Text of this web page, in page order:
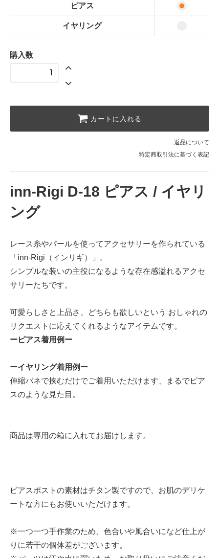
ピアス
イヤリング
購入数
カートに入れる
返品について
特定商取引法に基づく表記
inn-Rigi D-18 ピアス / イヤリ
ング
レース糸やパールを使ってアクセサリーを作られている
「inn-Rigi（インリギ）」。
シンプルな装いの主役になるような存在感溢れるアクセ
サリーたちです。
可愛らしさと上品さ、どちらも欲しいという おしゃれの
リクエストに応えてくれるようなアイテムです。
ーピアス着用例ー
ーイヤリング着用例ー
伸縮バネで挟むだけでご着用いただけます、まるでピア
スのような見た目。
商品は専用の箱に入れてお届けします。
ピアスポストの素材はチタン製ですので、お肌のデリケ
ートな方にもお使いいただけます。
※一つ一つ手作業のため、色合いや風合いになど仕上が
りに若干の個体差がございます。